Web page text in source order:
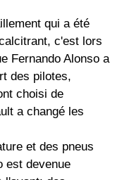
qui a été
c'est lors
Fernando Alonso a
des pilotes,
choisi de
a changé les
et des pneus
est devenue